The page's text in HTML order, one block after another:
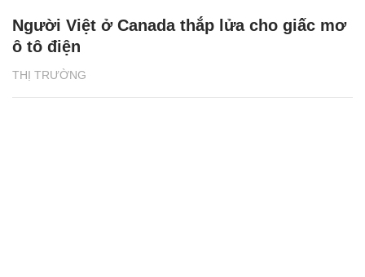
THỊ TRƯỜNG
Người Việt ở Canada thắp lửa cho giấc mơ
ô tô điện